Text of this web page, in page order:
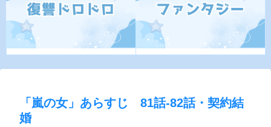
「嵐の女」あらすじ 81話-82話・契約結
婚